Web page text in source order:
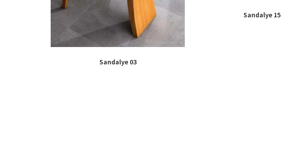
Sandalye 03
Sandalye 15